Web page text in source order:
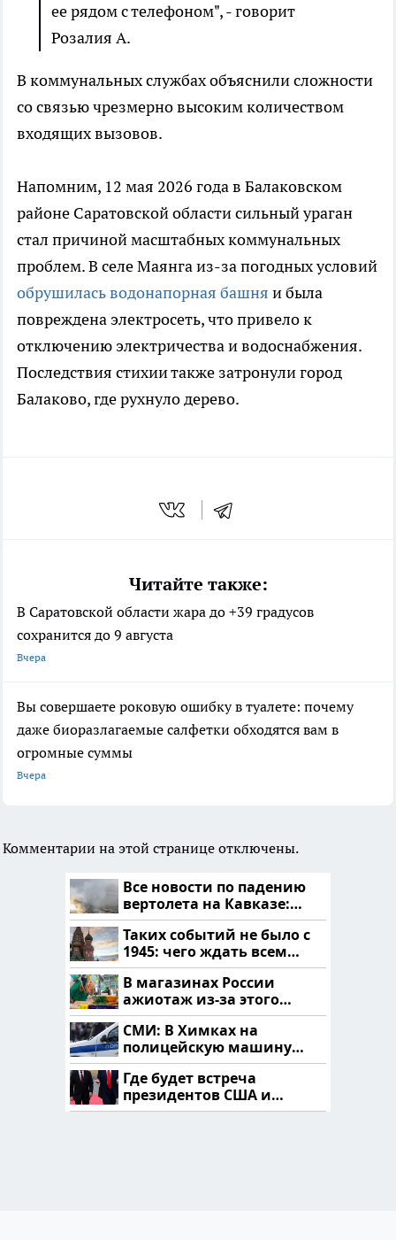
ее рядом с телефоном", - говорит
Розалия А.
В коммунальных службах объяснили сложности
со связью чрезмерно высоким количеством
входящих вызовов.
Напомним, 12 мая 2026 года в Балаковском
районе Саратовской области сильный ураган
стал причиной масштабных коммунальных
проблем. В селе Маянга из-за погодных условий
обрушилась водонапорная башня и была
повреждена электросеть, что привело к
отключению электричества и водоснабжения.
Последствия стихии также затронули город
Балаково, где рухнуло дерево.
Читайте также:
В Саратовской области жара до +39 градусов
сохранится до 9 августа
Вчера
Вы совершаете роковую ошибку в туалете: почему
даже биоразлагаемые салфетки обходятся вам в
огромные суммы
Вчера
Комментарии на этой странице отключены.
Все новости по падению
вертолета на Кавказе:
читать здесь
Таких событий не было с
1945: чего ждать всем
нам?
В магазинах России
ажиотаж из-за этого
продукта: что купить?
СМИ: В Химках на
полицейскую машину
напали и подожгли.
Где будет встреча
президентов США и
России: Европа?